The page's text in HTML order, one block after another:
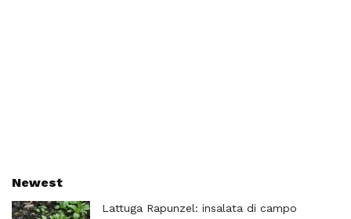
Newest
Lattuga Rapunzel: insalata di campo